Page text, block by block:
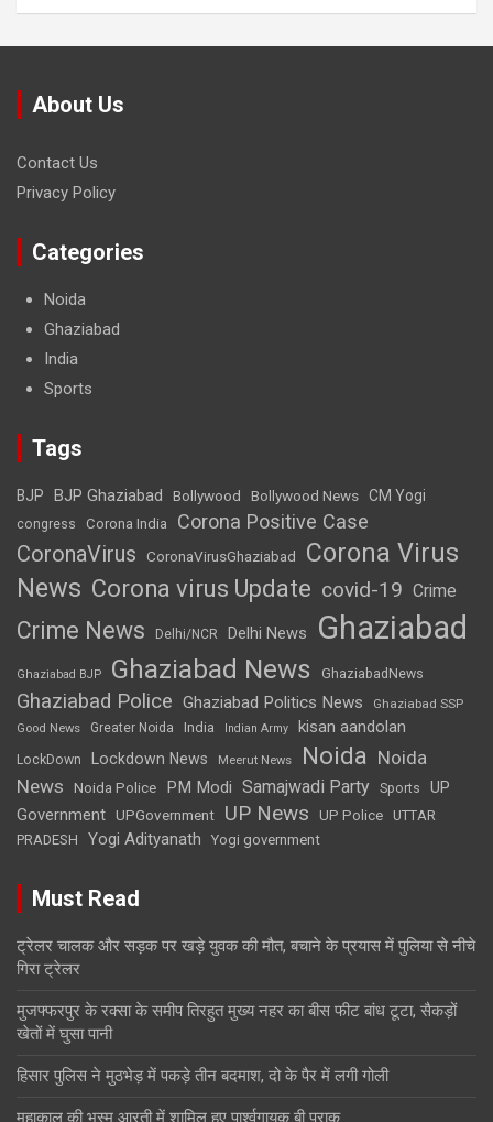
About Us
Contact Us
Privacy Policy
Categories
Noida
Ghaziabad
India
Sports
Tags
BJP BJP Ghaziabad Bollywood Bollywood News CM Yogi
congress Corona India Corona Positive Case
CoronaVirus CoronaVirusGhaziabad
Corona Virus
News Corona virus Update covid-19 Crime
Crime News Delhi/NCR Delhi News Ghaziabad
Ghaziabad BJP Ghaziabad News GhaziabadNews
Ghaziabad Police Ghaziabad Politics News Ghaziabad SSP
Good News Greater Noida India Indian Army kisan aandolan
LockDown Lockdown News Meerut News Noida Noida
News
Noida Police PM Modi Samajwadi Party Sports
UP
Government UPGovernment UP News UP Police
UTTAR
PRADESH
Yogi Adityanath Yogi government
Must Read
ट्रेलर चालक और सड़क पर खड़े युवक की मौत, बचाने के प्रयास में पुलिया से नीचे
गिरा ट्रेलर
मुजफ्फरपुर के रक्सा के समीप तिरहुत मुख्य नहर का बीस फीट बांध टूटा, सैकड़ों
खेतों में घुसा पानी
हिसार पुलिस ने मुठभेड़ में पकड़े तीन बदमाश, दो के पैर में लगी गोली
महाकाल की भस्म आरती में शामिल हुए पार्श्वगायक बी प्राक